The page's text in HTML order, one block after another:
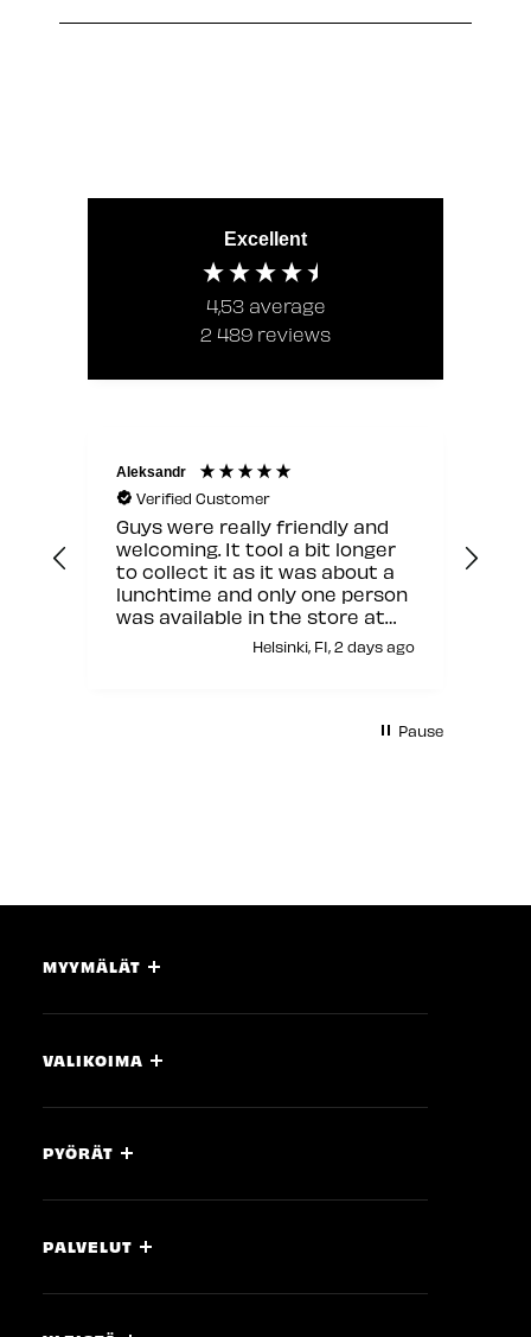
Excellent
4,53 average
2 489 reviews
Aleksandr
Verified Customer
Guys were really friendly and
welcoming. It tool a bit longer
to collect it as it was about a
lunchtime and only one person
was available in the store at
that moment but other than
Helsinki, FI, 2 days ago
Pause
MYYMÄLÄT
VALIKOIMA
PYÖRÄT
PALVELUT